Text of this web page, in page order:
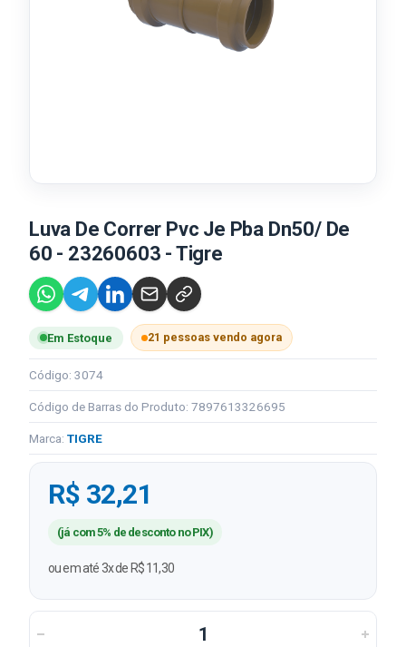
Luva De Correr Pvc Je Pba Dn50/ De
60 - 23260603 - Tigre
Em Estoque 21 pessoas vendo agora
Código: 3074
Código de Barras do Produto: 7897613326695
Marca: TIGRE
R$ 32,21
(já com 5% de desconto no PIX)
ou em até 3x de R$ 11,30